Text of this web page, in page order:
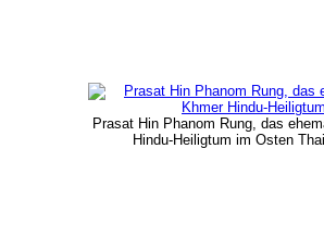
Prasat Hin Phanom Rung, das
Hindu-Heiligtum im Osten